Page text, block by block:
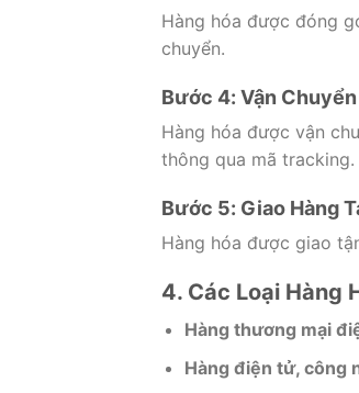
Hàng hóa được đóng
chuyển.
Bước 4: Vận
Hàng hóa được vận
thông qua mã tracking.
Bước 5: Giao Hàng
Hàng hóa được giao
4. Các Loại Hàng
Hàng thương mại
Hàng điện tử, công